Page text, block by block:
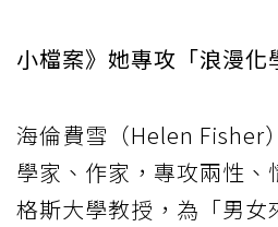
小檔案》她專攻「浪漫化
海倫費雪（Helen Fisher
學家、作家，專攻兩性、
格斯大學教授，為「男女